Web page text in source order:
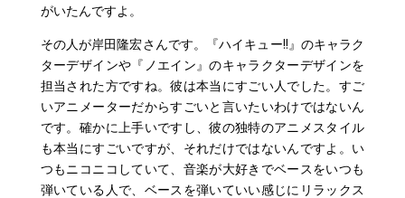
がいたんですよ。
その人が岸田隆宏さんです。『ハイキュー!!』のキャラク
ターデザインや『ノエイン』のキャラクターデザインを
担当された方ですね。彼は本当にすごい人でした。すご
いアニメーターだからすごいと言いたいわけではないん
です。確かに上手いですし、彼の独特のアニメスタイル
も本当にすごいですが、それだけではないんですよ。い
つもニコニコしていて、音楽が大好きでベースをいつも
弾いている人で、ベースを弾いていい感じにリラックス